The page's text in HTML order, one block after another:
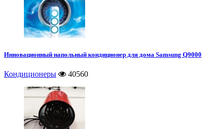
Инновационный напольный кондиционер для дома Samsung Q9000
Кондиционеры 40560